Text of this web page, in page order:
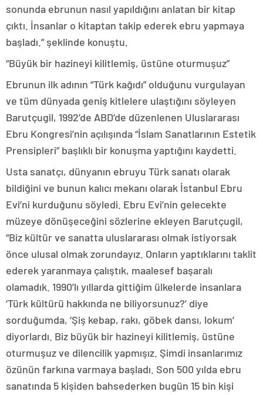
sonunda ebrunun nasıl yapıldığını anlatan bir kitap
çıktı. İnsanlar o kitaptan takip ederek ebru yapmaya
başladı.” şeklinde konuştu.
“Büyük bir hazineyi kilitlemiş, üstüne oturmuşuz”
Ebrunun ilk adının “Türk kağıdı” olduğunu vurgulayan
ve tüm dünyada geniş kitlelere ulaştığını söyleyen
Barutçugil, 1992’de ABD’de düzenlenen Uluslararası
Ebru Kongresi’nin açılışında “İslam Sanatlarının Estetik
Prensipleri” başlıklı bir konuşma yaptığını kaydetti.
Usta sanatçı, dünyanın ebruyu Türk sanatı olarak
bildiğini ve bunun kalıcı mekanı olarak İstanbul Ebru
Evi’ni kurduğunu söyledi. Ebru Evi’nin gelecekte
müzeye dönüşeceğini sözlerine ekleyen Barutçugil,
“Biz kültür ve sanatta uluslararası olmak istiyorsak
önce ulusal olmak zorundayız. Onların yaptıklarını taklit
ederek yaranmaya çalıştık, maalesef başaralı
olamadık. 1990’lı yıllarda gittiğim ülkelerde insanlara
‘Türk kültürü hakkında ne biliyorsunuz?’ diye
sorduğumda, ‘Şiş kebap, rakı, göbek dansı, lokum’
diyorlardı. Biz büyük bir hazineyi kilitlemiş, üstüne
oturmuşuz ve dilencilik yapmışız. Şimdi insanlarımız
özünün farkına varmaya başladı. Son 500 yılda ebru
sanatında 5 kişiden bahsederken bugün 15 bin kişi